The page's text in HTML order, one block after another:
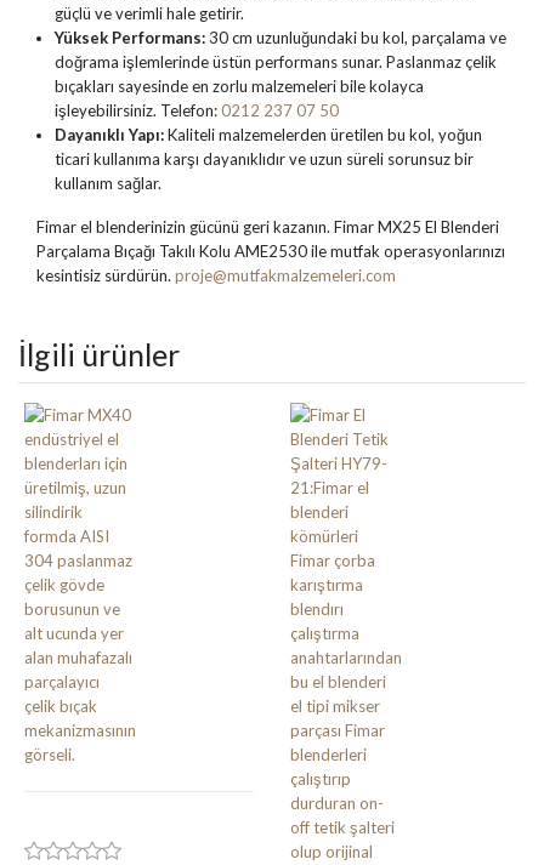
güçlü ve verimli hale getirir.
Yüksek Performans:30 cm uzunluğundaki bu kol, parçalama ve
doğrama işlemlerinde üstün performans sunar. Paslanmaz çelik
bıçakları sayesinde en zorlu malzemeleri bile kolayca
işleyebilirsiniz. Telefon:0212 237 07 50
Dayanıklı Yapı:Kaliteli malzemelerden üretilen bu kol, yoğun
ticari kullanıma karşı dayanıklıdır ve uzun süreli sorunsuz bir
kullanım sağlar.
Fimar el blenderinizin gücünü geri kazanın. Fimar MX25 El Blenderi
Parçalama Bıçağı Takılı Kolu AME2530 ile mutfak operasyonlarınızı
kesintisiz sürdürün. proje@mutfakmalzemeleri.com
İlgili ürünler